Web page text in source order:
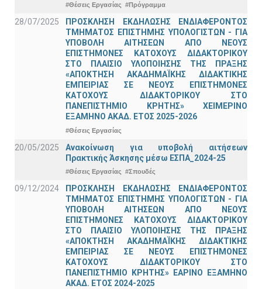
#Θέσεις Εργασίας #Πρόγραμμα
28/07/2025
ΠΡΟΣΚΛΗΣΗ ΕΚΔΗΛΩΣΗΣ ΕΝΔΙΑΦΕΡΟΝΤΟΣ
ΤΜΗΜΑΤΟΣ ΕΠΙΣΤΗΜΗΣ ΥΠΟΛΟΓΙΣΤΩΝ - ΓΙΑ
ΥΠΟΒΟΛΗ ΑΙΤΗΣΕΩΝ ΑΠΟ ΝΕΟΥΣ
ΕΠΙΣΤΗΜΟΝΕΣ ΚΑΤΟΧΟΥΣ ΔΙΔΑΚΤΟΡΙΚΟΥ
ΣΤΟ ΠΛΑΙΣΙΟ ΥΛΟΠΟΙΗΣΗΣ ΤΗΣ ΠΡΑΞΗΣ
«ΑΠΟΚΤΗΣΗ ΑΚΑΔΗΜΑΪΚΗΣ ΔΙΔΑΚΤΙΚΗΣ
ΕΜΠΕΙΡΙΑΣ ΣΕ ΝΕΟΥΣ ΕΠΙΣΤΗΜΟΝΕΣ
ΚΑΤΟΧΟΥΣ ΔΙΔΑΚΤΟΡΙΚΟΥ ΣΤΟ
ΠΑΝΕΠΙΣΤΗΜΙΟ ΚΡΗΤΗΣ» ΧΕΙΜΕΡΙΝΟ
ΕΞΑΜΗΝΟ ΑΚΑΔ. ΕΤΟΣ 2025-2026
#Θέσεις Εργασίας
20/05/2025
Ανακοίνωση για υποβολή αιτήσεων
Πρακτικής Άσκησης μέσω ΕΣΠΑ_2024-25
#Θέσεις Εργασίας #Σπουδές
09/12/2024
ΠΡΟΣΚΛΗΣΗ ΕΚΔΗΛΩΣΗΣ ΕΝΔΙΑΦΕΡΟΝΤΟΣ
ΤΜΗΜΑΤΟΣ ΕΠΙΣΤΗΜΗΣ ΥΠΟΛΟΓΙΣΤΩΝ - ΓΙΑ
ΥΠΟΒΟΛΗ ΑΙΤΗΣΕΩΝ ΑΠΟ ΝΕΟΥΣ
ΕΠΙΣΤΗΜΟΝΕΣ ΚΑΤΟΧΟΥΣ ΔΙΔΑΚΤΟΡΙΚΟΥ
ΣΤΟ ΠΛΑΙΣΙΟ ΥΛΟΠΟΙΗΣΗΣ ΤΗΣ ΠΡΑΞΗΣ
«ΑΠΟΚΤΗΣΗ ΑΚΑΔΗΜΑΪΚΗΣ ΔΙΔΑΚΤΙΚΗΣ
ΕΜΠΕΙΡΙΑΣ ΣΕ ΝΕΟΥΣ ΕΠΙΣΤΗΜΟΝΕΣ
ΚΑΤΟΧΟΥΣ ΔΙΔΑΚΤΟΡΙΚΟΥ ΣΤΟ
ΠΑΝΕΠΙΣΤΗΜΙΟ ΚΡΗΤΗΣ» ΕΑΡΙΝΟ ΕΞΑΜΗΝΟ
ΑΚΑΔ. ΕΤΟΣ 2024-2025